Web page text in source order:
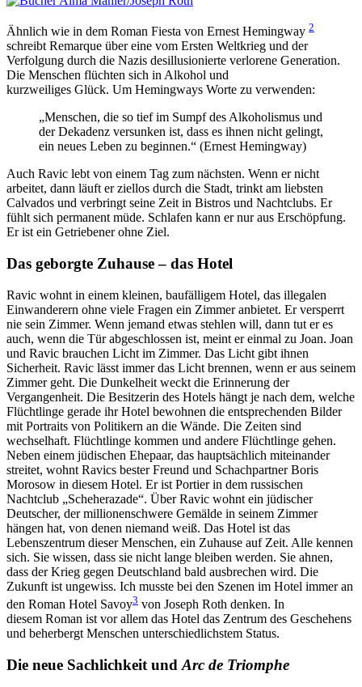
Ähnlich wie in dem Roman Fiesta von Ernest Hemingway 2
schreibt Remarque über eine vom Ersten Weltkrieg und der
Verfolgung durch die Nazis desillusionierte verlorene Generation.
Die Menschen flüchten sich in Alkohol und
kurzweiliges Glück. Um Hemingways Worte zu verwenden:
„Menschen, die so tief im Sumpf des Alkoholismus und
der Dekadenz versunken ist, dass es ihnen nicht gelingt,
ein neues Leben zu beginnen.“ (Ernest Hemingway)
Auch Ravic lebt von einem Tag zum nächsten. Wenn er nicht
arbeitet, dann läuft er ziellos durch die Stadt, trinkt am liebsten
Calvados und verbringt seine Zeit in Bistros und Nachtclubs. Er
fühlt sich permanent müde. Schlafen kann er nur aus Erschöpfung.
Er ist ein Getriebener ohne Ziel.
Das geborgte Zuhause – das Hotel
Ravic wohnt in einem kleinen, baufälligem Hotel, das illegalen
Einwanderern ohne viele Fragen ein Zimmer anbietet. Er versperrt
nie sein Zimmer. Wenn jemand etwas stehlen will, dann tut er es
auch, wenn die Tür abgeschlossen ist, meint er einmal zu Joan. Joan
und Ravic brauchen Licht im Zimmer. Das Licht gibt ihnen
Sicherheit. Ravic lässt immer das Licht brennen, wenn er aus seinem
Zimmer geht. Die Dunkelheit weckt die Erinnerung der
Vergangenheit. Die Besitzerin des Hotels hängt je nach dem, welche
Flüchtlinge gerade ihr Hotel bewohnen die entsprechenden Bilder
mit Portraits von Politikern an die Wände. Die Zeiten sind
wechselhaft. Flüchtlinge kommen und andere Flüchtlinge gehen.
Neben einem jüdischen Ehepaar, das hauptsächlich miteinander
streitet, wohnt Ravics bester Freund und Schachpartner Boris
Morosow in diesem Hotel. Er ist Portier in dem russischen
Nachtclub „Scheherazade“. Über Ravic wohnt ein jüdischer
Deutscher, der millionenschwere Gemälde in seinem Zimmer
hängen hat, von denen niemand weiß. Das Hotel ist das
Lebenszentrum dieser Menschen, ein Zuhause auf Zeit. Alle kennen
sich. Sie wissen, dass sie nicht lange bleiben werden. Sie ahnen,
dass der Krieg gegen Deutschland bald ausbrechen wird. Die
Zukunft ist ungewiss. Ich musste bei den Szenen im Hotel immer an
den Roman Hotel Savoy3 von Joseph Roth denken. In
diesem Roman ist vor allem das Hotel das Zentrum des Geschehens
und beherbergt Menschen unterschiedlichstem Status.
Die neue Sachlichkeit und Arc de Triomphe